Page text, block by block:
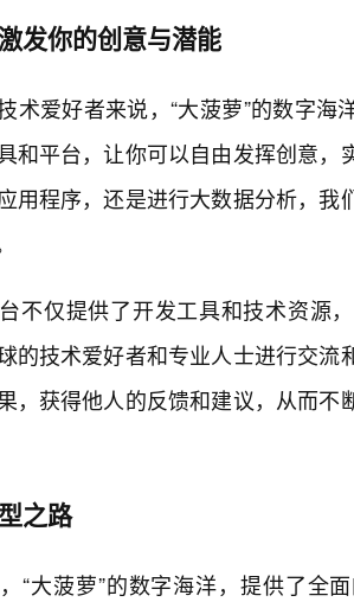
发你的创意与潜能
术爱好者来说，“大菠萝”的数字海
和平台，让你可以自由发挥创意，
用程序，还是进行大数据分析，我
不仅提供了开发工具和技术资源
的技术爱好者和专业人士进行交流
，获得他人的反馈和建议，从而不
之路
“大菠萝”的数字海洋，提供了全